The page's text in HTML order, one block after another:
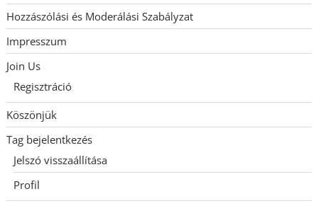
Hozzászólási és Moderálási Szabályzat
Impresszum
Join Us
Regisztráció
Köszönjük
Tag bejelentkezés
Jelszó visszaállítása
Profil